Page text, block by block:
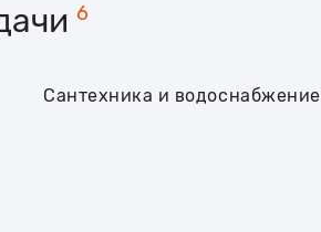
6
Сантехника и водоснабжение